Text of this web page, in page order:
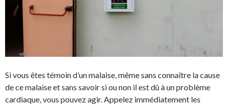
Si vous êtes témoin d’un malaise, même sans connaître la cause
de ce malaise et sans savoir si ou non il est dû à un problème
cardiaque, vous pouvez agir. Appelez immédiatement les